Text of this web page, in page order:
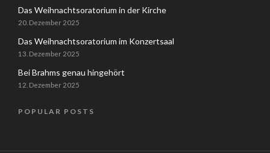
Das Weihnachtsoratorium in der Kirche
20. Dezember 2025
Das Weihnachtsoratorium im Konzertsaal
13. Dezember 2025
Bei Brahms genau hingehört
12. Dezember 2025
POPULAR POSTS